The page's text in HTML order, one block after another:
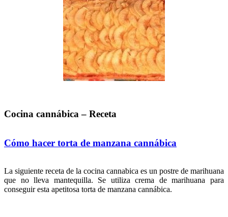
Cocina cannábica – Receta
Cómo hacer torta de manzana cannábica
La siguiente receta de la cocina cannabica es un postre de marihuana
que no lleva mantequilla. Se utiliza crema de marihuana para
conseguir esta apetitosa torta de manzana cannábica.